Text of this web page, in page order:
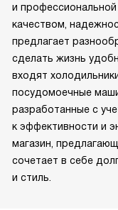
и
качеством,
предлагает
сделать жизнь
входят
посудомоечные
разработанные с
к эффективности и
магазин,
сочетает в себе
и стиль.